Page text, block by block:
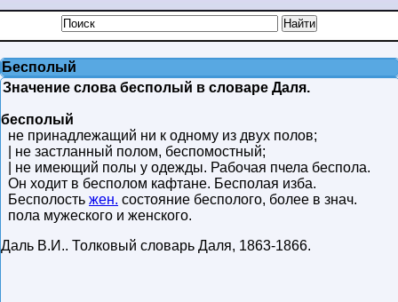
Бесполый
Значение слова бесполый в словаре Даля.
бесполый
не принадлежащий ни к одному из двух полов;
| не застланный полом, беспомостный;
| не имеющий полы у одежды. Рабочая пчела беспола.
Он ходит в бесполом кафтане. Бесполая изба.
Бесполость жен. состояние бесполого, более в знач.
пола мужеского и женского.
Даль В.И.. Толковый словарь Даля, 1863-1866.